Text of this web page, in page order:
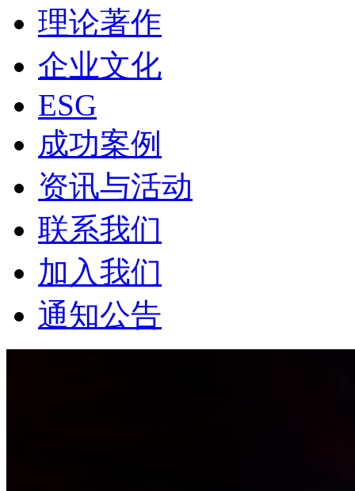
理论著作
企业文化
ESG
成功案例
资讯与活动
联系我们
加入我们
通知公告